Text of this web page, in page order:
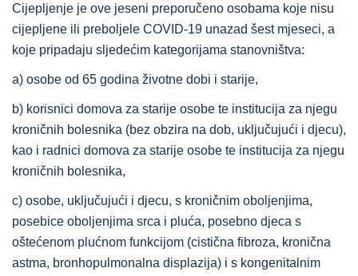
Cijepljenje je ove jeseni preporučeno osobama koje nisu
cijepljene ili preboljele COVID-19 unazad šest mjeseci, a
koje pripadaju sljedećim kategorijama stanovništva:
a) osobe od 65 godina životne dobi i starije,
b) korisnici domova za starije osobe te institucija za njegu
kroničnih bolesnika (bez obzira na dob, uključujući i djecu),
kao i radnici domova za starije osobe te institucija za njegu
kroničnih bolesnika,
c) osobe, uključujući i djecu, s kroničnim oboljenjima,
posebice oboljenjima srca i pluća, posebno djeca s
oštećenom plućnom funkcijom (cistična fibroza, kronična
astma, bronhopulmonalna displazija) i s kongenitalnim